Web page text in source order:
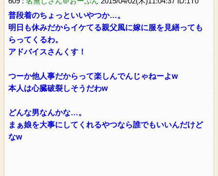
普段着のちょっといいやつか…。
明日も休みだからイケてる親父風に嫁に服を見繕っても
らってくるわ。
アドバイスさんくす！
つーか他人事だからって楽しんでんじゃねーよw
本人は心臓破裂しそうだわw
どんな男なんかな…。
まぁ娘を大事にしてくれるやつなら誰でもいいんだけど
なw